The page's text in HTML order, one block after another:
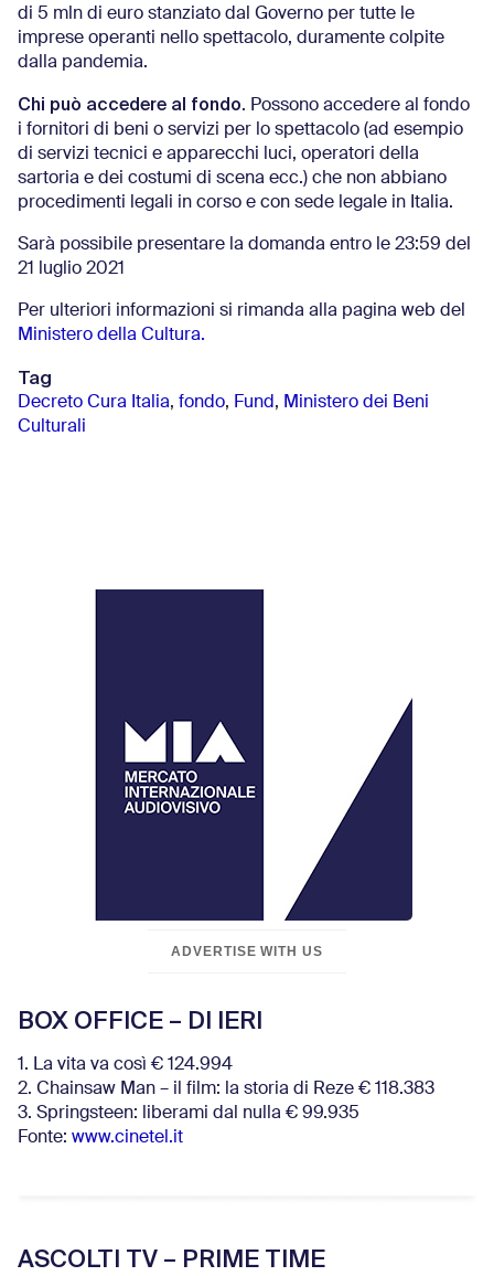
di 5 mln di euro stanziato dal Governo per tutte le
imprese operanti nello spettacolo, duramente colpite
dalla pandemia.
Chi può accedere al fondo. Possono accedere al fondo
i fornitori di beni o servizi per lo spettacolo (ad esempio
di servizi tecnici e apparecchi luci, operatori della
sartoria e dei costumi di scena ecc.) che non abbiano
procedimenti legali in corso e con sede legale in Italia.
Sarà possibile presentare la domanda entro le 23:59 del
21 luglio 2021
Per ulteriori informazioni si rimanda alla pagina web del
Ministero della Cultura.
Tag
Decreto Cura Italia, fondo, Fund , Ministero dei Beni
Culturali
ADVERTISE WITH US
BOX OFFICE – DI IERI
1. La vita va così € 124.994
2. Chainsaw Man – il film: la storia di Reze € 118.383
3. Springsteen: liberami dal nulla € 99.935
Fonte: www.cinetel.it
ASCOLTI TV – PRIME TIME